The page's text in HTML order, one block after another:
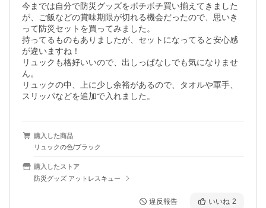
今までは自分で防災グッズをボチボチ買い揃えてきました
が、ご飯などの賞味期限が切れる機会だったので、思いき
って防災セットを買ってみました。
持ってるものもありましたが、セットになってると安心感
が違いますね！
リュックも格好いいので、出しっぱなしでも気になりませ
ん。
リュックの中、上に少し余裕があるので、タオルや軍手、
スリッパなどを追加で入れました。
購入した商品
リュックの色/ブラック
購入したストア
防災グッズ アットレスキュー
違反報告 いいね 2